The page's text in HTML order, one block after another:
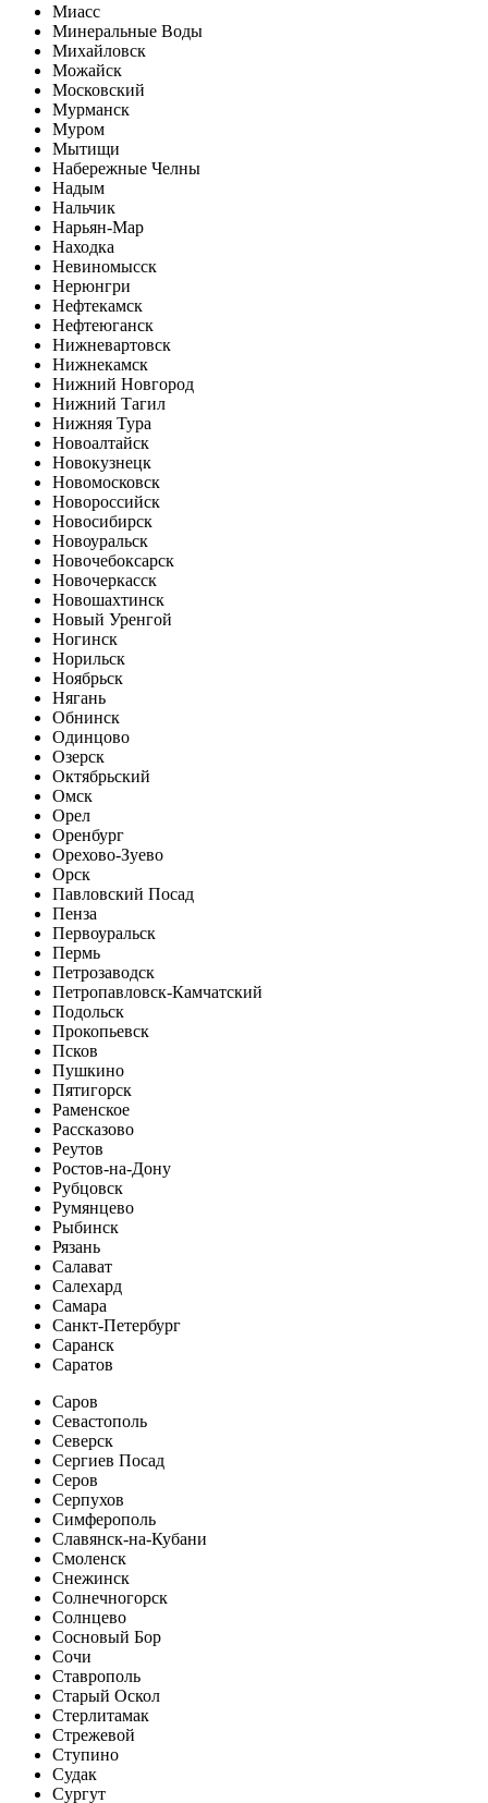
Миасс
Минеральные Воды
Михайловск
Можайск
Московский
Мурманск
Муром
Мытищи
Набережные Челны
Надым
Нальчик
Нарьян-Мар
Находка
Невиномысск
Нерюнгри
Нефтекамск
Нефтеюганск
Нижневартовск
Нижнекамск
Нижний Новгород
Нижний Тагил
Нижняя Тура
Новоалтайск
Новокузнецк
Новомосковск
Новороссийск
Новосибирск
Новоуральск
Новочебоксарск
Новочеркасск
Новошахтинск
Новый Уренгой
Ногинск
Норильск
Ноябрьск
Нягань
Обнинск
Одинцово
Озерск
Октябрьский
Омск
Орел
Оренбург
Орехово-Зуево
Орск
Павловский Посад
Пенза
Первоуральск
Пермь
Петрозаводск
Петропавловск-Камчатский
Подольск
Прокопьевск
Псков
Пушкино
Пятигорск
Раменское
Рассказово
Реутов
Ростов-на-Дону
Рубцовск
Румянцево
Рыбинск
Рязань
Салават
Салехард
Самара
Санкт-Петербург
Саранск
Саратов
Саров
Севастополь
Северск
Сергиев Посад
Серов
Серпухов
Симферополь
Славянск-на-Кубани
Смоленск
Снежинск
Солнечногорск
Солнцево
Сосновый Бор
Сочи
Ставрополь
Старый Оскол
Стерлитамак
Стрежевой
Ступино
Судак
Сургут